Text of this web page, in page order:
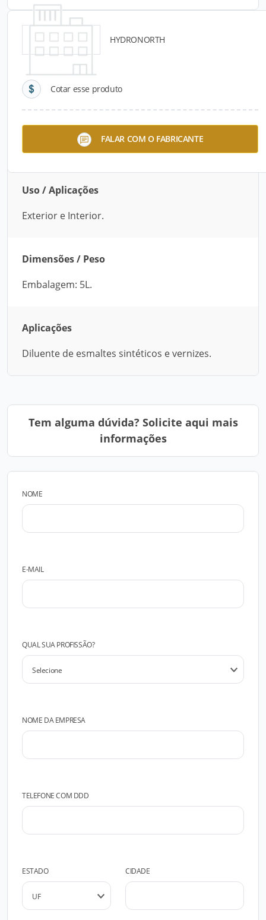
HYDRONORTH
Cotar esse produto
FALAR COM O FABRICANTE
Detalhes do produto
Descrição do Produto
Aguarrás para diluição de esmaltes sintéticos e
Uso / Aplicações
Exterior e Interior.
Dimensões / Peso
Embalagem: 5L.
Aplicações
Diluente de esmaltes sintéticos e vernizes.
Tem alguma dúvida? Solicite aqui mais
informações
NOME
E-MAIL
QUAL SUA PROFISSÃO?
NOME DA EMPRESA
TELEFONE COM DDD
ESTADO CIDADE